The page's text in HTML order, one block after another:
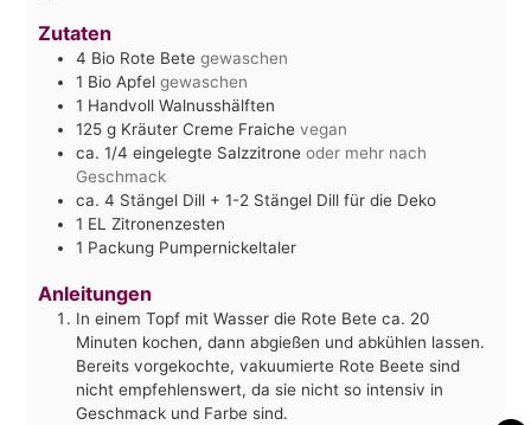
Zutaten
4 Bio Rote Bete gewaschen
1 Bio Apfel gewaschen
1 Handvoll Walnusshälften
125 g Kräuter Creme Fraiche vegan
ca. 1/4 eingelegte Salzzitrone oder mehr nach
Geschmack
ca. 4 Stängel Dill + 1-2 Stängel Dill für die Deko
1 EL Zitronenzesten
1 Packung Pumpernickeltaler
Anleitungen
In einem Topf mit Wasser die Rote Bete ca. 20
Minuten kochen, dann abgießen und abkühlen lassen.
Bereits vorgekochte, vakuumierte Rote Beete sind
nicht empfehlenswert, da sie nicht so intensiv in
Geschmack und Farbe sind.